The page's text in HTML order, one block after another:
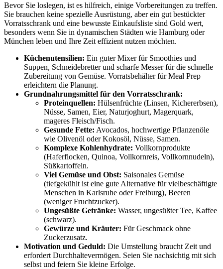
Bevor Sie loslegen, ist es hilfreich, einige Vorbereitungen zu treffen.
Sie brauchen keine spezielle Ausrüstung, aber ein gut bestückter
Vorratsschrank und eine bewusste Einkaufsliste sind Gold wert,
besonders wenn Sie in dynamischen Städten wie Hamburg oder
München leben und Ihre Zeit effizient nutzen möchten.
Küchenutensilien: Ein guter Mixer für Smoothies und
Suppen, Schneidebretter und scharfe Messer für die schnelle
Zubereitung von Gemüse. Vorratsbehälter für Meal Prep
erleichtern die Planung.
Grundnahrungsmittel für den Vorratsschrank:
Proteinquellen: Hülsenfrüchte (Linsen, Kichererbsen),
Nüsse, Samen, Eier, Naturjoghurt, Magerquark,
mageres Fleisch/Fisch.
Gesunde Fette: Avocados, hochwertige Pflanzenöle
wie Olivenöl oder Kokosöl, Nüsse, Samen.
Komplexe Kohlenhydrate: Vollkornprodukte
(Haferflocken, Quinoa, Vollkornreis, Vollkornnudeln),
Süßkartoffeln.
Viel Gemüse und Obst: Saisonales Gemüse
(tiefgekühlt ist eine gute Alternative für vielbeschäftigte
Menschen in Karlsruhe oder Freiburg), Beeren
(weniger Fruchtzucker).
Ungesüßte Getränke: Wasser, ungesüßter Tee, Kaffee
(schwarz).
Gewürze und Kräuter: Für Geschmack ohne
Zuckerzusatz.
Motivation und Geduld: Die Umstellung braucht Zeit und
erfordert Durchhaltevermögen. Seien Sie nachsichtig mit sich
selbst und feiern Sie kleine Erfolge.